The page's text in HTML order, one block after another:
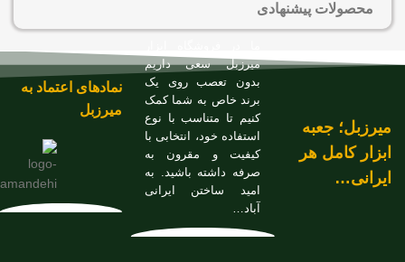
محصولات پیشنهادی
میرزبل؛ جعبه
ابزار کامل هر
ایرانی…
میرزبل سعی داریم
بدون تعصب روی یک
برند خاص به شما کمک
کنیم تا متناسب با نوع
استفاده خود، انتخابی با
کیفیت و مقرون به
صرفه داشته باشید. به
امید ساختن ایرانی
آباد…
نمادهای اعتماد به
میرزبل